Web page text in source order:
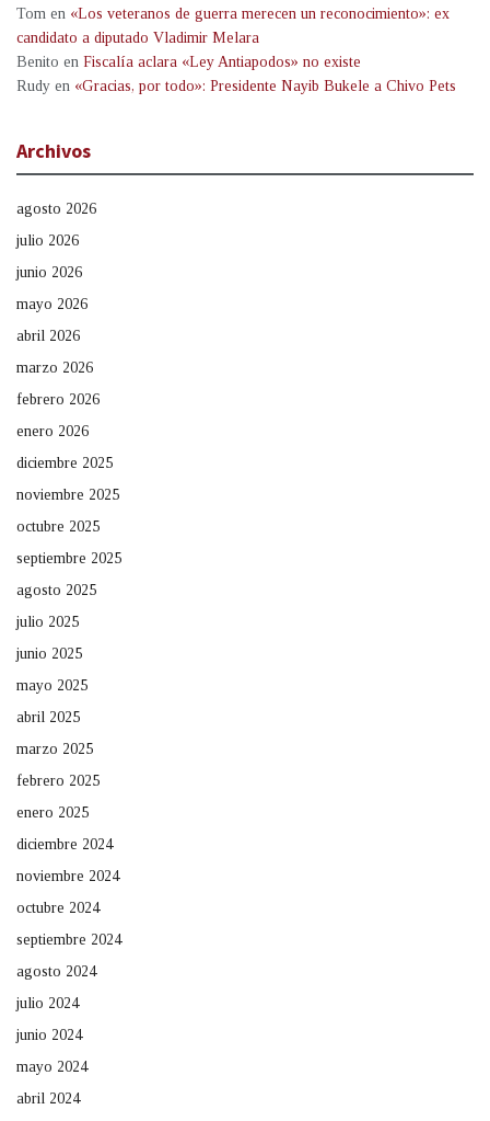
Tom en «Los veteranos de guerra merecen un reconocimiento»: ex
candidato a diputado Vladimir Melara
Benito en Fiscalía aclara «Ley Antiapodos» no existe
Rudy en «Gracias, por todo»: Presidente Nayib Bukele a Chivo Pets
Archivos
agosto 2026
julio 2026
junio 2026
mayo 2026
abril 2026
marzo 2026
febrero 2026
enero 2026
diciembre 2025
noviembre 2025
octubre 2025
septiembre 2025
agosto 2025
julio 2025
junio 2025
mayo 2025
abril 2025
marzo 2025
febrero 2025
enero 2025
diciembre 2024
noviembre 2024
octubre 2024
septiembre 2024
agosto 2024
julio 2024
junio 2024
mayo 2024
abril 2024